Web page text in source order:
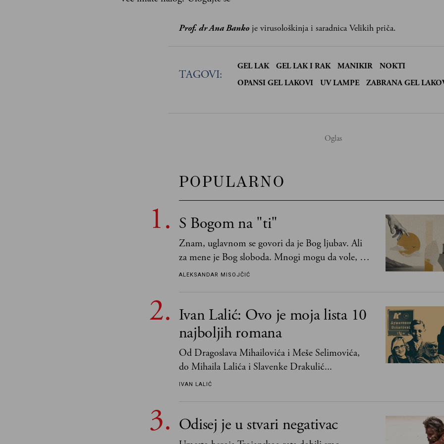
Prof. dr Ana Bankoje virusološkinja i saradnica Velikih priča.
TAGOVI:
GEL LAK GEL LAK I RAK MANIKIR
NOKTI
OPANSI GEL LAKOVI
UV LAMPE ZABRANA GEL
POPULARNO
S Bogom na "ti"
Znam, uglavnom se govori da je Bog ljubav. Ali
za mene je Bog sloboda. Mnogi mogu da vole, a
tek retki mogu da podnesu slobodu
ALEKSANDAR MISOJČIĆ
Ivan Lalić: Ovo je moja lista 10
najboljih romana
Od Dragoslava Mihailovića i Meše Selimovića,
do Mihaila Lalića i Slavenke Drakulić...
IVAN LALIĆ
Odisej je u stvari negativac